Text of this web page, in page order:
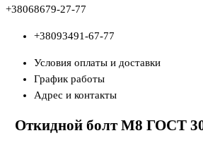
+38068679-27-77
+38093491-67-77
Условия оплаты и доставки
График работы
Адрес и контакты
Откидной болт М8 ГОСТ